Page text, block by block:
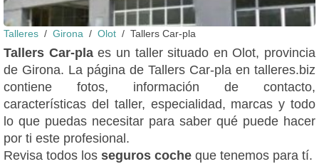
Fachada
Talleres Girona Olot Tallers Car-pla
Tallers Car-plaes un taller situado en Olot, provincia
de Girona. La página de Tallers Car-pla en talleres.biz
contiene fotos, información de contacto,
características del taller, especialidad, marcas y todo
lo que puedas necesitar para saber qué puede hacer
por ti este profesional.
Revisa todos los seguros coche que tenemos para tí.